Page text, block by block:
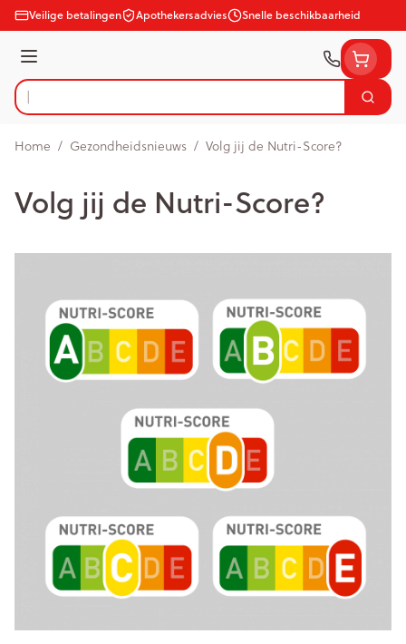
Ga naar de inhoud
Veilige betalingen Apothekersadvies Snelle beschikbaarheid
Menu
Product, merk, categorie... Zoek
Home / Gezondheidsnieuws / Volg jij de Nutri-Score?
Volg jij de Nutri-Score?